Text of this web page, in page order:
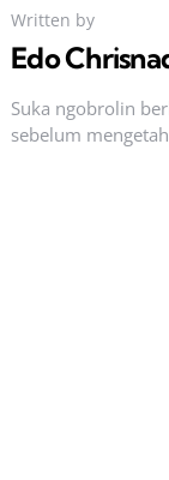
Written by
Edo
Suka ngobrolin
sebelum